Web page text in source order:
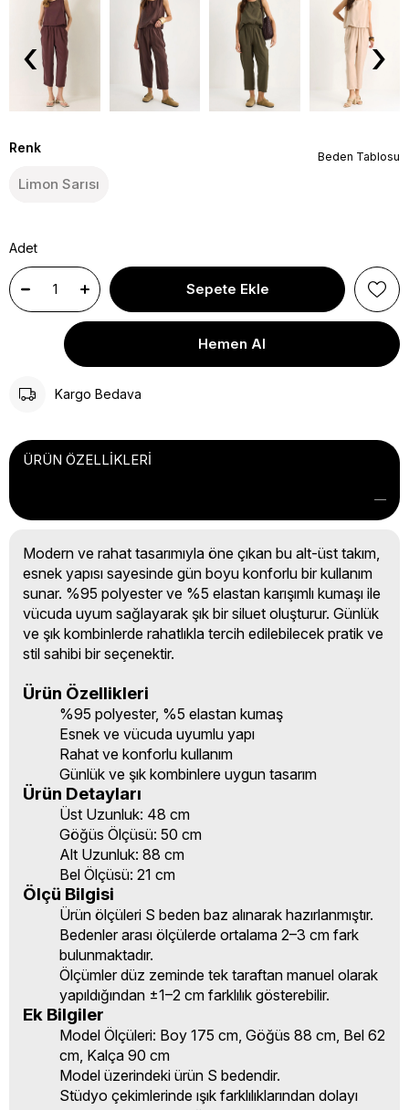
‹ ›
Renk
Limon Sarısı
Beden Tablosu
Adet
Kargo Bedava
ÜRÜN ÖZELLIKLERI
Modern ve rahat tasarımıyla öne çıkan bu alt-üst takım,
esnek yapısı sayesinde gün boyu konforlu bir kullanım
sunar. %95 polyester ve %5 elastan karışımlı kumaşı ile
vücuda uyum sağlayarak şık bir siluet oluşturur. Günlük
ve şık kombinlerde rahatlıkla tercih edilebilecek pratik ve
stil sahibi bir seçenektir.
Ürün Özellikleri
%95 polyester, %5 elastan kumaş
Esnek ve vücuda uyumlu yapı
Rahat ve konforlu kullanım
Günlük ve şık kombinlere uygun tasarım
Ürün Detayları
Üst Uzunluk: 48 cm
Göğüs Ölçüsü: 50 cm
Alt Uzunluk: 88 cm
Bel Ölçüsü: 21 cm
Ölçü Bilgisi
Ürün ölçüleri S beden baz alınarak hazırlanmıştır.
Bedenler arası ölçülerde ortalama 2–3 cm fark
bulunmaktadır.
Ölçümler düz zeminde tek taraftan manuel olarak
yapıldığından ±1–2 cm farklılık gösterebilir.
Ek Bilgiler
Model Ölçüleri: Boy 175 cm, Göğüs 88 cm, Bel 62
cm, Kalça 90 cm
Model üzerindeki ürün S bedendir.
Stüdyo çekimlerinde ışık farklılıklarından dolayı